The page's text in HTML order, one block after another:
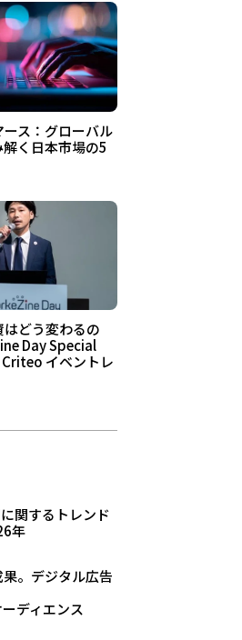
ース：グローバル
く日本市場の5
はどう変わるの
Day Special
イベントレ
関するトレンド
年
。デジタル広告
ディエンス